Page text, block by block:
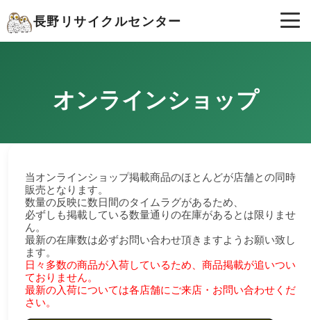
長野リサイクルセンター
オンラインショップ
当オンラインショップ掲載商品のほとんどが店舗との同時
販売となります。
数量の反映に数日間のタイムラグがあるため、
必ずしも掲載している数量通りの在庫があるとは限りませ
ん。
最新の在庫数は必ずお問い合わせ頂きますようお願い致し
ます。
日々多数の商品が入荷しているため、商品掲載が追いつい
ておりません。
最新の入荷については各店舗にご来店・お問い合わせくだ
さい。